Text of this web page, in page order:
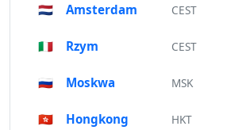
🇳🇱 Amsterdam CEST
🇮🇹 Rzym CEST
🇷🇺 Moskwa MSK
🇭🇰 Hongkong HKT